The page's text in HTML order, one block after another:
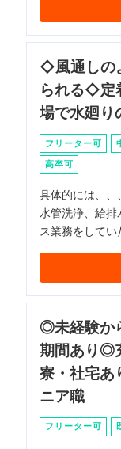
◇風通しの
られる◇定
場で水廻り
フリーター可
高卒可
具体的には、、
水管洗浄、給排
ス業務をしてい
◎未経験か
期間あり◎
寮・社宅あ
ニア職
フリーター可